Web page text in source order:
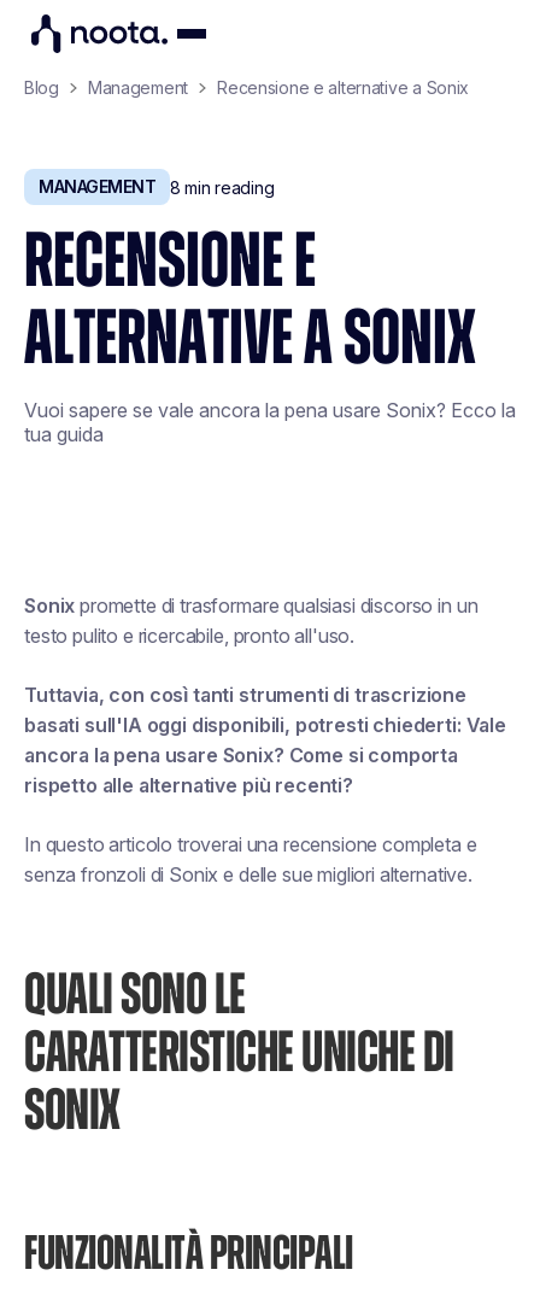
Blog Management Recensione e alternative a Sonix
MANAGEMENT 8 min reading
RECENSIONE E
ALTERNATIVE A SONIX
Vuoi sapere se vale ancora la pena usare Sonix? Ecco la
tua guida
Sonix promette di trasformare qualsiasi discorso in un
testo pulito e ricercabile, pronto all'uso.
Tuttavia, con così tanti strumenti di trascrizione
basati sull'IA oggi disponibili, potresti chiederti: Vale
ancora la pena usare Sonix? Come si comporta
rispetto alle alternative più recenti?
In questo articolo troverai una recensione completa e
senza fronzoli di Sonix e delle sue migliori alternative.
QUALI SONO LE
CARATTERISTICHE UNICHE DI
SONIX
FUNZIONALITÀ PRINCIPALI